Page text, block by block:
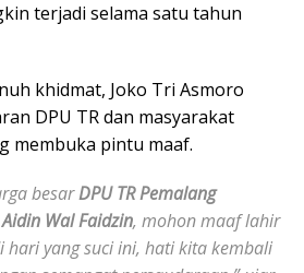
terjadi selama satu tahun
khidmat, Joko Tri Asmoro
DPU TR dan masyarakat
membuka pintu maaf.
besarDPU TR Pemalang
Wal Faidzin, mohon maaf lahir
hari yang suci ini, hati kita kembali